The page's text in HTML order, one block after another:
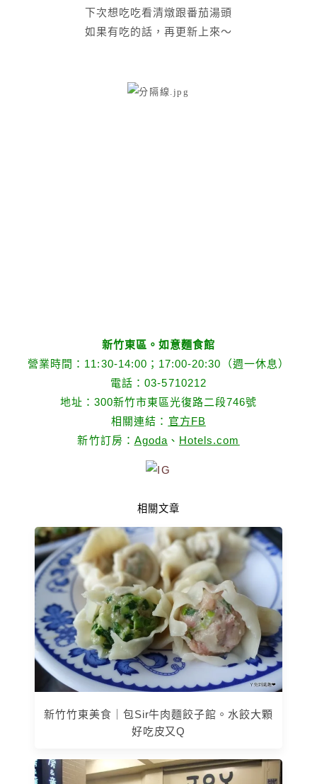
下次想吃吃看清燉跟番茄湯頭
如果有吃的話，再更新上來～
新竹東區。如意麵食館
營業時間：11:30-14:00；17:00-20:30（週一休息）
電話：03-5710212
地址：300新竹市東區光復路二段746號
相關連結： 官方FB
新竹訂房： Agoda 、 Hotels.com
相關文章
新竹竹東美食｜包Sir牛肉麵餃子館。水餃大顆
好吃皮又Q